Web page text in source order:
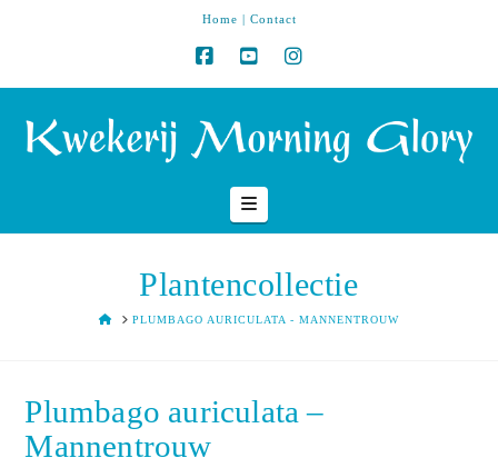
Home | Contact
Navigation
Plantencollectie
HOMEPLUMBAGO AURICULATA - MANNENTROUW
Plumbago auriculata –
Mannentrouw